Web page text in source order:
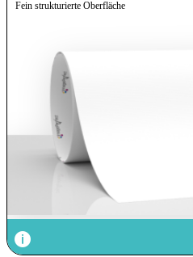
Fein strukturierte Oberfläche